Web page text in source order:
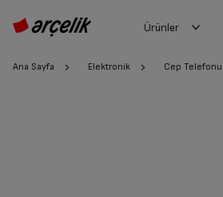
Ürünler
Ana Sayfa Elektronik Cep